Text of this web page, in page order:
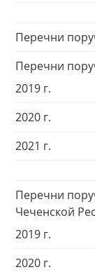
Перечни
Перечни
2019 г.
2020 г.
2021 г.
Перечни
Чеченской
2019 г.
2020 г.